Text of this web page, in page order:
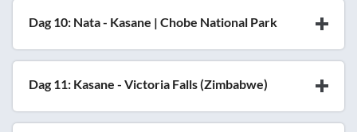
Dag 10: Nata - Kasane | Chobe National Park
Dag 11: Kasane - Victoria Falls (Zimbabwe)